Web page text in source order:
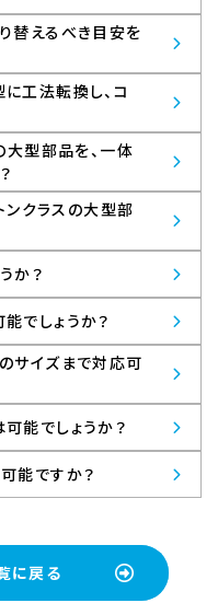
替えるべき目安を
工法転換し、コ
大型部品を、一体
クラスの大型部
か？
でしょうか？
サイズまで対応可
能でしょうか？
能ですか？
に戻る